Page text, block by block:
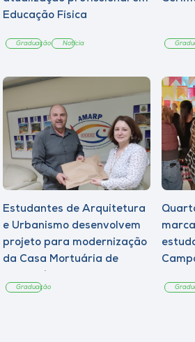
Educação Física
Graduação Notícia
Estudantes de Arquitetura
e Urbanismo desenvolvem
projeto para modernização
da Casa Mortuária de
Graduação